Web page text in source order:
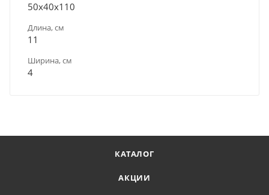
50х40х110
Длина, см
11
Ширина, см
4
КАТАЛОГ
АКЦИИ